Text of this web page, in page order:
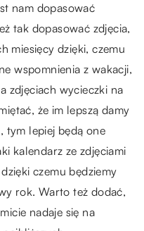
nam dopasować
tak dopasować zdjęcia,
miesięcy dzięki, czemu
wspomnienia z wakacji,
zdjęciach wycieczki na
że im lepszą damy
tym lepiej będą one
kalendarz ze zdjęciami
czemu będziemy
rok. Warto też dodać,
nadaje się na